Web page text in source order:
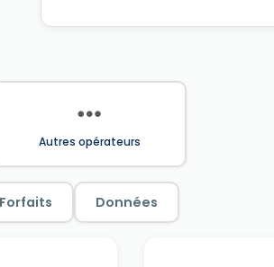
Autres opérateurs
Forfaits Données